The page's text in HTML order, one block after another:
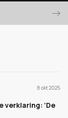
8 okt 2025
verklaring: ‘De